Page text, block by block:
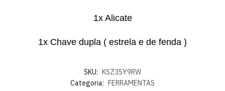
1x Alicate
1x Chave dupla ( estrela e de fenda )
SKU: KSZ3SY9RW
Categoria: FERRAMENTAS